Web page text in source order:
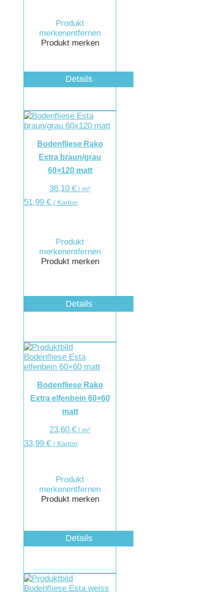
Produkt
merkenentfernen
Produkt merken
Details
Bodenfliese Rako
Extra braun/grau
60×120 matt
36,10€ / m²
51,99 € / Karton
Produkt
merkenentfernen
Produkt merken
Details
Bodenfliese Rako
Extra elfenbein 60×60
matt
23,60€ / m²
33,99 € / Karton
Produkt
merkenentfernen
Produkt merken
Details